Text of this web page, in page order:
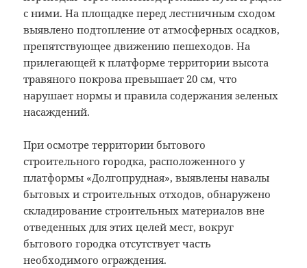
с ними. На площадке перед лестничным сходом
выявлено подтопление от атмосферных осадков,
препятствующее движению пешеходов. На
прилегающей к платформе территории высота
травяного покрова превышает 20 см, что
нарушает нормы и правила содержания зеленых
насаждений.
При осмотре территории бытового
строительного городка, расположенного у
платформы «Долгопрудная», выявлены навалы
бытовых и строительных отходов, обнаружено
складирование строительных материалов вне
отведенных для этих целей мест, вокруг
бытового городка отсутствует часть
необходимого ограждения.